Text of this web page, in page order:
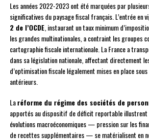
Les années 2022-2023 ont été marquées par
significatives du paysage fiscal français. L’entrée en
2 de l’OCDE , instaurant un taux minimum
les grandes multinationales, a contraint les groupes
cartographie fiscale internationale. La France a
dans sa législation nationale, affectant directement
d’optimisation fiscale légalement mises en place
antérieurs.
Laréforme du régime des sociétés de
apportés au dispositif de déficit reportable illustrent
évolutions macroéconomiques — pression sur les
de recettes supplémentaires — se matérialisent en